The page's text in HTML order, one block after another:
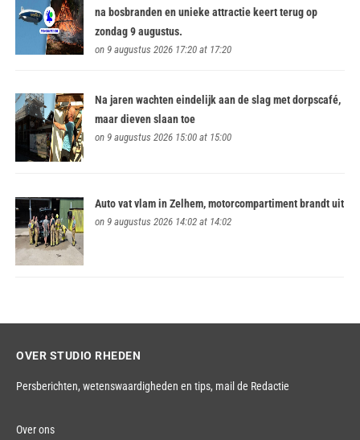
na bosbranden en unieke attractie keert terug op
zondag 9 augustus.
on 9 augustus 2026 17:20 at 17:20
Na jaren wachten eindelijk aan de slag met dorpscafé,
maar dieven slaan toe
on 9 augustus 2026 15:00 at 15:00
Auto vat vlam in Zelhem, motorcompartiment brandt uit
on 9 augustus 2026 14:02 at 14:02
OVER STUDIO RHEDEN
Persberichten, wetenswaardigheden en tips, mail de Redactie
Over ons